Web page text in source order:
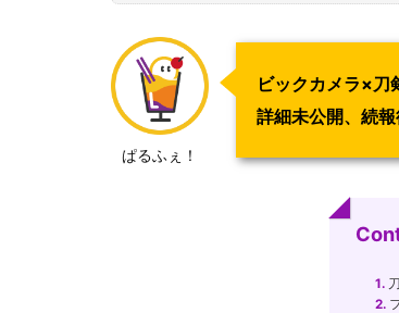
ぱるふぇ！
ビックカメラ×刀
詳細未公開、続
1.
2.